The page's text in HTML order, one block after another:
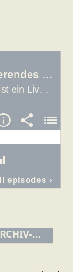
ZURÜCK ZUR PODCAST ARCHIV-ÜBERSICHT